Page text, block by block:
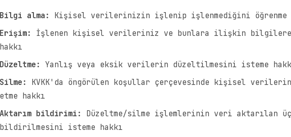
Bilgi alma:
Kişisel verilerinizin işlenip işlenmediğini öğrenme
Erişim:
İşlenen kişisel verileriniz ve bunlara ilişkin bilgilere
hakkı
Düzeltme: Yanlış veya eksik verilerin düzeltilmesini isteme
Silme:
KVKK'da öngörülen koşullar çerçevesinde kişisel
etme hakkı
Aktarım bildirimi:
Düzeltme/silme işlemlerinin veri aktarılan
bildirilmesini isteme hakkı